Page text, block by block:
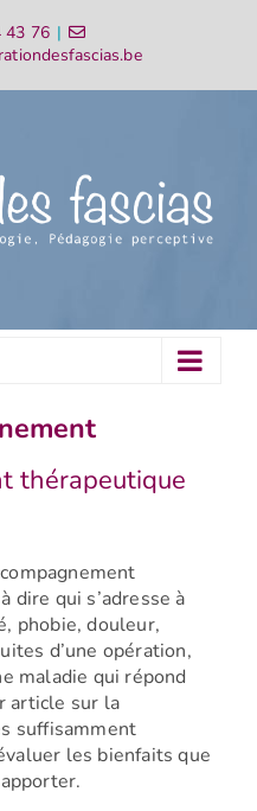
43 76 |
thérapeutique
dire qui s’adresse à
phobie, douleur,
d’une opération,
maladie qui répond
article sur la
suffisamment
les bienfaits que